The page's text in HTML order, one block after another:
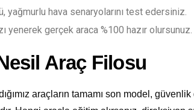
yağmurlu hava senaryolarını test edersiniz.
yenerek gerçek araca %100 hazır olursunuz.
Araç Filosu
araçların tamamı son model,